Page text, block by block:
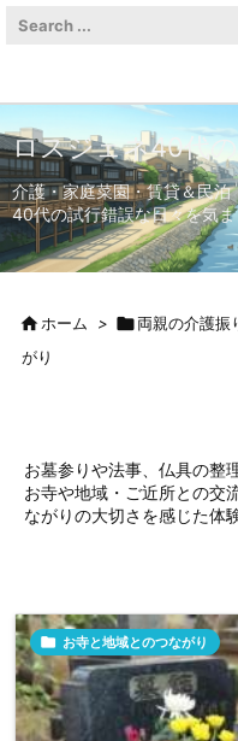
ロスジェネ40代
介護・家庭菜園・賃貸＆民
40代の試行錯誤な日々を気
ホーム > 両親の介護振
がり
お墓参りや法事、仏具の整
お寺や地域・ご近所との交
ながりの大切さを感じた体
 お寺と地域とのつながり